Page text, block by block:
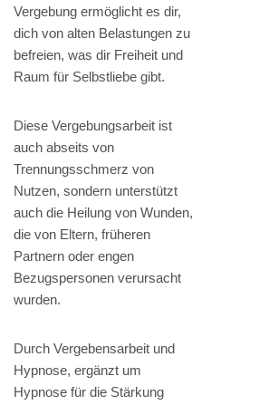
Vergebung ermöglicht es dir,
dich von alten Belastungen zu
befreien, was dir Freiheit und
Raum für Selbstliebe gibt.
Diese Vergebungsarbeit ist
auch abseits von
Trennungsschmerz von
Nutzen, sondern unterstützt
auch die Heilung von Wunden,
die von Eltern, früheren
Partnern oder engen
Bezugspersonen verursacht
wurden.
Durch Vergebensarbeit und
Hypnose, ergänzt um
Hypnose für die Stärkung